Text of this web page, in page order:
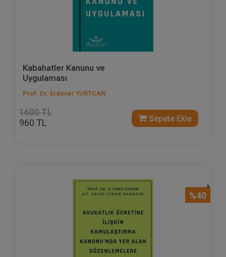
Kabahatler Kanunu ve
Uygulaması
Prof. Dr. Erdener YURTCAN
1600 TL
960 TL Sepete Ekle
%40